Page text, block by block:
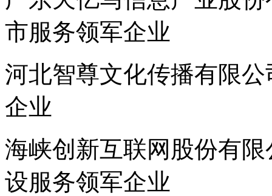
市服务领军企业
河北智尊文化传播有限
企业
海峡创新互联网股份有
设服务领军企业